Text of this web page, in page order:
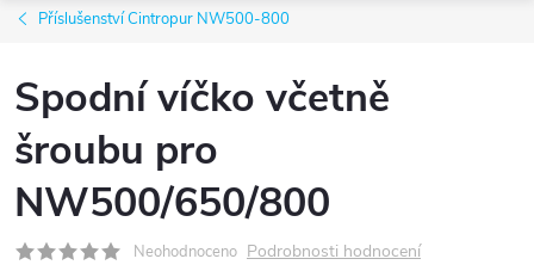
Příslušenství Cintropur NW500-800
Spodní víčko včetně
šroubu pro
NW500/650/800
Neohodnoceno Podrobnosti hodnocení